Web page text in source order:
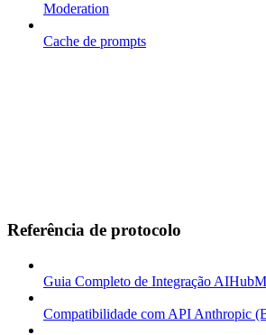
Moderation
Cache de prompts
Referência de protocolo
Guia Completo de Integração
Compatibilidade com API Anthropic